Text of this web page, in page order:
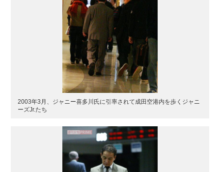
2003年3月、ジャニー喜多川氏に引率されて成田空港内を歩くジャニ
ーズJr.たち